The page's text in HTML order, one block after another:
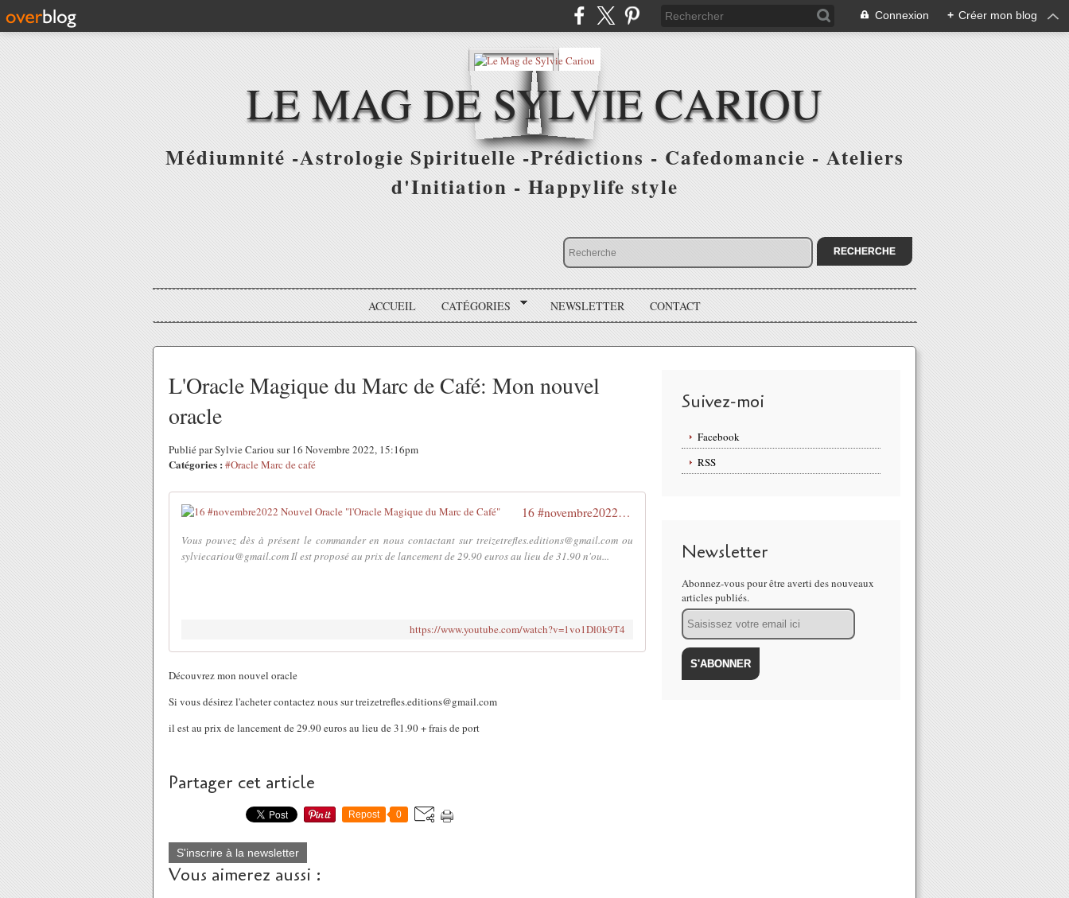
Connexion + Créer mon blog
LE MAG DE SYLVIE CARIOU
Médiumnité -Astrologie Spirituelle -Prédictions - Cafedomancie - Ateliers
d'Initiation - Happylife style
ACCUEIL CATÉGORIES NEWSLETTER CONTACT
L'Oracle Magique du Marc de Café: Mon nouvel
oracle
Publié par Sylvie Cariou sur 16 Novembre 2022, 15:16pm
Catégories : #Oracle Marc de café
16 #novembre2022 Nouvel Oracle "l'Oracle Magique du Marc de Café"
Vous pouvez dès à présent le commander en nous contactant sur treizetrefles.editions@gmail.com ou
sylviecariou@gmail.com Il est proposé au prix de lancement de 29.90 euros au lieu de 31.90 n'ou...
https://www.youtube.com/watch?v=1vo1Dl0k9T4
Découvrez mon nouvel oracle
Si vous désirez l'acheter contactez nous sur treizetrefles.editions@gmail.com
il est au prix de lancement de 29.90 euros au lieu de 31.90 + frais de port
Partager cet article
Repost 0
S'inscrire à la newsletter
Vous aimerez aussi :
Suivez-moi
Facebook
RSS
Newsletter
Abonnez-vous pour être averti des nouveaux
articles publiés.
Email